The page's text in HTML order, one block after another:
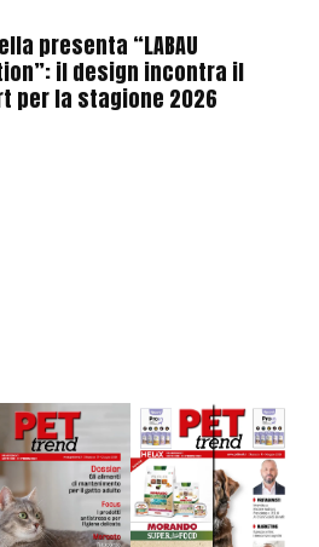
presenta “LABAU
il design incontra il
per la stagione 2026